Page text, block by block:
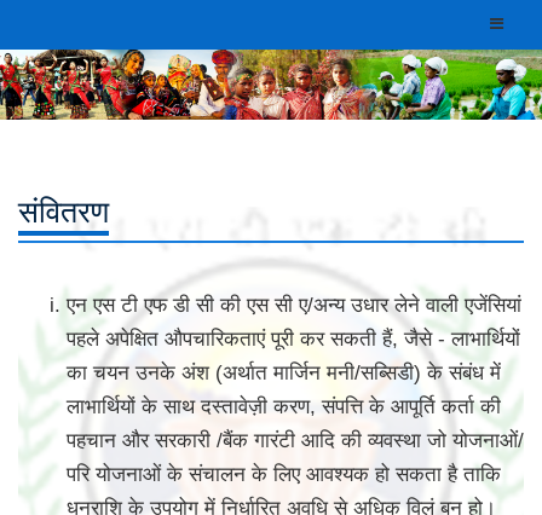
Toggle
संवितरण
एन एस टी एफ डी सी की एस सी ए/अन्य उधार लेने वाली एजेंसियां
पहले अपेक्षित औपचारिकताएं पूरी कर सकती हैं, जैसे - लाभार्थियों
का चयन उनके अंश (अर्थात मार्जिन मनी/सब्सिडी) के संबंध में
लाभार्थियों के साथ दस्तावेज़ी करण, संपत्ति के आपूर्ति कर्ता की
पहचान और सरकारी /बैंक गारंटी आदि की व्यवस्था जो योजनाओं/
परि योजनाओं के संचालन के लिए आवश्यक हो सकता है ताकि
धनराशि के उपयोग में निर्धारित अवधि से अधिक विलं बन हो।